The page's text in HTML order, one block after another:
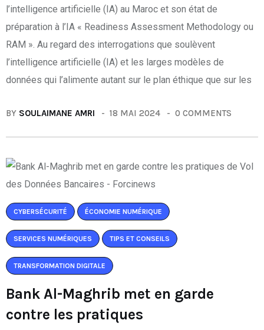
l’intelligence artificielle (IA) au Maroc et son état de
préparation à l’IA « Readiness Assessment Methodology ou
RAM ». Au regard des interrogations que soulèvent
l’intelligence artificielle (IA) et les larges modèles de
données qui l’alimente autant sur le plan éthique que sur les
BY SOULAIMANE AMRI 18 MAI 2024 0 COMMENTS
CYBERSÉCURITÉ ÉCONOMIE NUMÉRIQUE
SERVICES NUMÉRIQUES TIPS ET CONSEILS
TRANSFORMATION DIGITALE
Bank Al-Maghrib met en garde
contre les pratiques